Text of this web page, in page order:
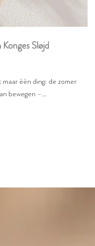
Sløjd
één ding: de zomer
bewegen –...